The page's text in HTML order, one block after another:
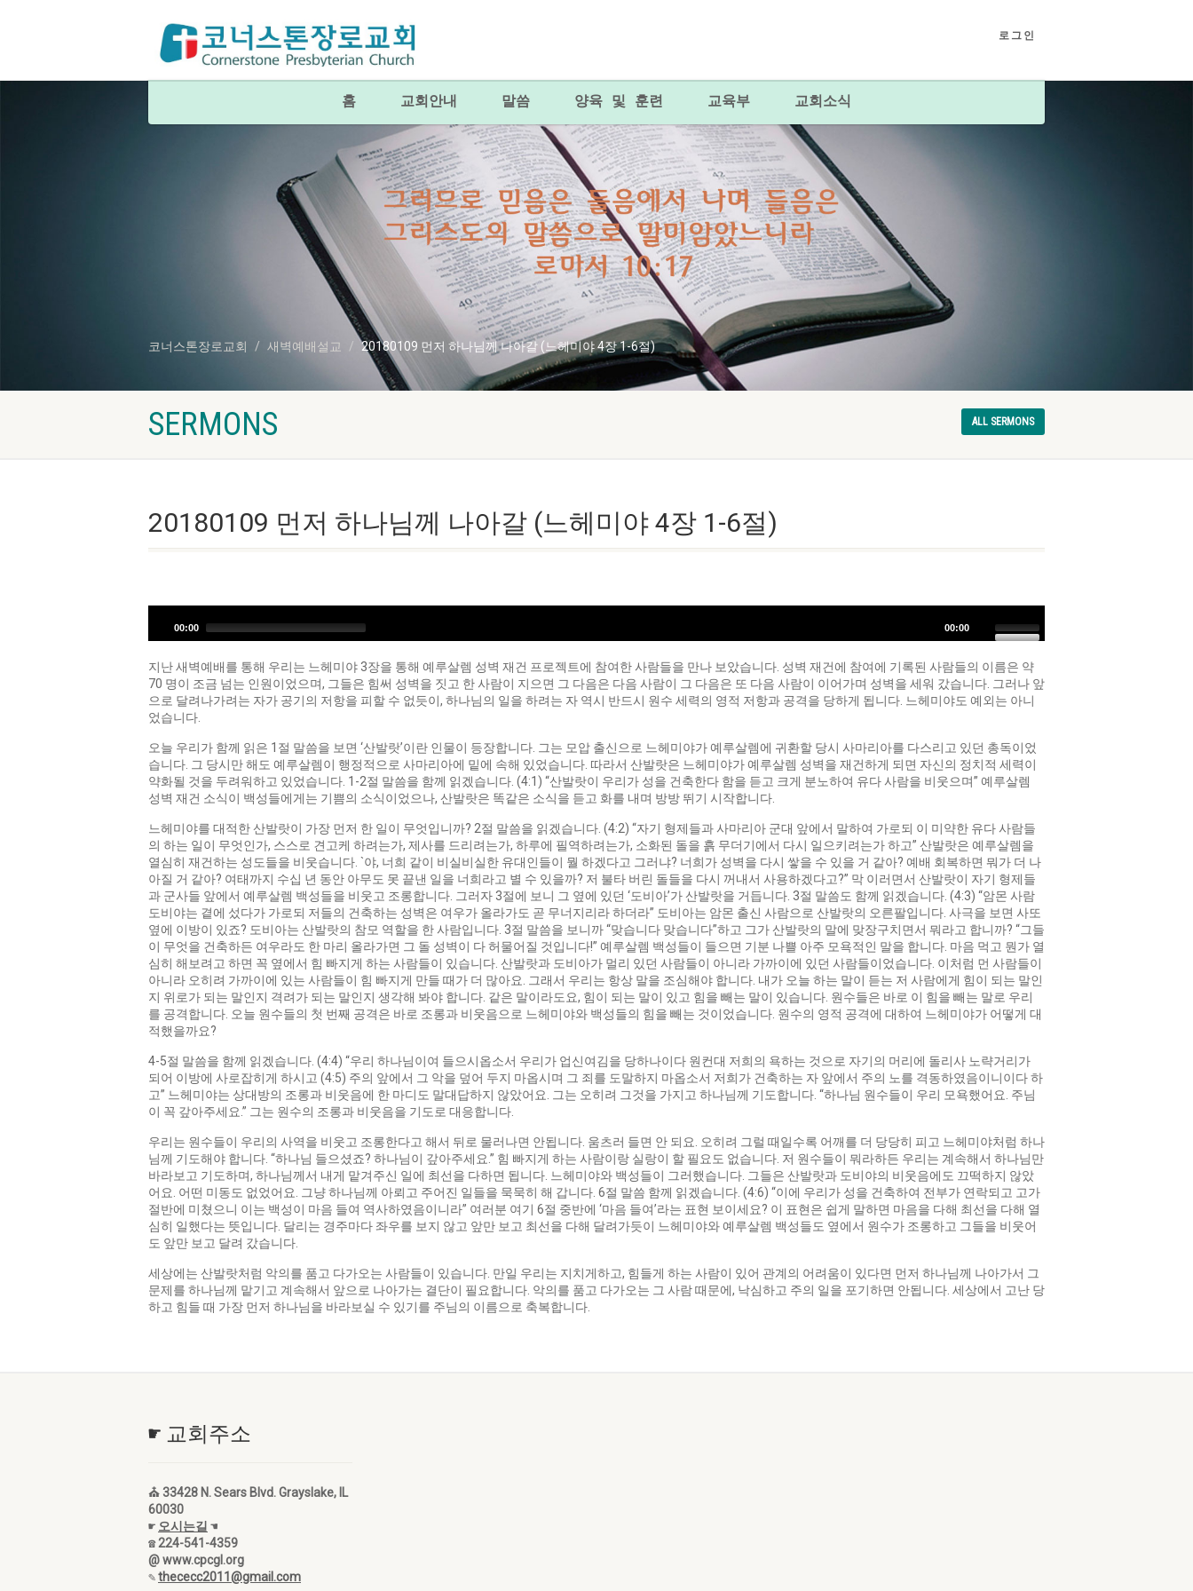
로그인
홈 교회안내 말씀 양육 및 훈련 교육부 교회소식
코너스톤장로교회 새벽예배설교 20180109 먼저 하나님께 나아갈 (느헤미야 4장 1-6절)
SERMONS ALL SERMONS
20180109 먼저 하나님께 나아갈 (느헤미야 4장 1-6절)
플
레
이
어
00:00 00:00
볼
륨
높
이
거
줄
이
려
면
하
화
살
표
키
를
사
용
하
세
요.
지난 새벽예배를 통해 우리는 느헤미야 3장을 통해 예루살렘 성벽 재건 프로젝트에 참여한 사람들을 만나 보았습니다. 성벽 재건에 참여에 기록된 사람들의 이름은 약
70 명이 조금 넘는 인원이었으며, 그들은 힘써 성벽을 짓고 한 사람이 지으면 그 다음은 다음 사람이 그 다음은 또 다음 사람이 이어가며 성벽을 세워 갔습니다. 그러나 앞
으로 달려나가려는 자가 공기의 저항을 피할 수 없듯이, 하나님의 일을 하려는 자 역시 반드시 원수 세력의 영적 저항과 공격을 당하게 됩니다. 느헤미야도 예외는 아니
었습니다.
오늘 우리가 함께 읽은 1절 말씀을 보면 ‘산발랏’이란 인물이 등장합니다. 그는 모압 출신으로 느헤미야가 예루살렘에 귀환할 당시 사마리아를 다스리고 있던 총독이었
습니다. 그 당시만 해도 예루살렘이 행정적으로 사마리아에 밑에 속해 있었습니다. 따라서 산발랏은 느헤미야가 예루살렘 성벽을 재건하게 되면 자신의 정치적 세력이
약화될 것을 두려워하고 있었습니다. 1-2절 말씀을 함께 읽겠습니다. (4:1) “산발랏이 우리가 성을 건축한다 함을 듣고 크게 분노하여 유다 사람을 비웃으며” 예루살렘
성벽 재건 소식이 백성들에게는 기쁨의 소식이었으나, 산발랏은 똑같은 소식을 듣고 화를 내며 방방 뛰기 시작합니다.
느헤미야를 대적한 산발랏이 가장 먼저 한 일이 무엇입니까? 2절 말씀을 읽겠습니다. (4:2) “자기 형제들과 사마리아 군대 앞에서 말하여 가로되 이 미약한 유다 사람들
의 하는 일이 무엇인가, 스스로 견고케 하려는가, 제사를 드리려는가, 하루에 필역하려는가, 소화된 돌을 흙 무더기에서 다시 일으키려는가 하고” 산발랏은 예루살렘을
열심히 재건하는 성도들을 비웃습니다. `야, 너희 같이 비실비실한 유대인들이 뭘 하겠다고 그러냐? 너희가 성벽을 다시 쌓을 수 있을 거 같아? 예배 회복하면 뭐가 더 나
아질 거 같아? 여태까지 수십 년 동안 아무도 못 끝낸 일을 너희라고 별 수 있을까? 저 불타 버린 돌들을 다시 꺼내서 사용하겠다고?” 막 이러면서 산발랏이 자기 형제들
과 군사들 앞에서 예루살렘 백성들을 비웃고 조롱합니다. 그러자 3절에 보니 그 옆에 있던 ‘도비아’가 산발랏을 거듭니다. 3절 말씀도 함께 읽겠습니다. (4:3) “암몬 사람
도비야는 곁에 섰다가 가로되 저들의 건축하는 성벽은 여우가 올라가도 곧 무너지리라 하더라” 도비아는 암몬 출신 사람으로 산발랏의 오른팔입니다. 사극을 보면 사또
옆에 이방이 있죠? 도비아는 산발랏의 참모 역할을 한 사람입니다. 3절 말씀을 보니까 “맞습니다 맞습니다”하고 그가 산발랏의 말에 맞장구치면서 뭐라고 합니까? “그들
이 무엇을 건축하든 여우라도 한 마리 올라가면 그 돌 성벽이 다 허물어질 것입니다!” 예루살렘 백성들이 들으면 기분 나쁠 아주 모욕적인 말을 합니다. 마음 먹고 뭔가 열
심히 해보려고 하면 꼭 옆에서 힘 빠지게 하는 사람들이 있습니다. 산발랏과 도비아가 멀리 있던 사람들이 아니라 가까이에 있던 사람들이었습니다. 이처럼 먼 사람들이
아니라 오히려 가까이에 있는 사람들이 힘 빠지게 만들 때가 더 많아요. 그래서 우리는 항상 말을 조심해야 합니다. 내가 오늘 하는 말이 듣는 저 사람에게 힘이 되는 말인
지 위로가 되는 말인지 격려가 되는 말인지 생각해 봐야 합니다. 같은 말이라도요, 힘이 되는 말이 있고 힘을 빼는 말이 있습니다. 원수들은 바로 이 힘을 빼는 말로 우리
를 공격합니다. 오늘 원수들의 첫 번째 공격은 바로 조롱과 비웃음으로 느헤미야와 백성들의 힘을 빼는 것이었습니다. 원수의 영적 공격에 대하여 느헤미야가 어떻게 대
적했을까요?
4-5절 말씀을 함께 읽겠습니다. (4:4) “우리 하나님이여 들으시옵소서 우리가 업신여김을 당하나이다 원컨대 저희의 욕하는 것으로 자기의 머리에 돌리사 노략거리가
되어 이방에 사로잡히게 하시고 (4:5) 주의 앞에서 그 악을 덮어 두지 마옵시며 그 죄를 도말하지 마옵소서 저희가 건축하는 자 앞에서 주의 노를 격동하였음이니이다 하
고” 느헤미야는 상대방의 조롱과 비웃음에 한 마디도 말대답하지 않았어요. 그는 오히려 그것을 가지고 하나님께 기도합니다. “하나님 원수들이 우리 모욕했어요. 주님
이 꼭 갚아주세요.” 그는 원수의 조롱과 비웃음을 기도로 대응합니다.
우리는 원수들이 우리의 사역을 비웃고 조롱한다고 해서 뒤로 물러나면 안됩니다. 움츠러 들면 안 되요. 오히려 그럴 때일수록 어깨를 더 당당히 피고 느헤미야처럼 하나
님께 기도해야 합니다. “하나님 들으셨죠? 하나님이 갚아주세요.” 힘 빠지게 하는 사람이랑 실랑이 할 필요도 없습니다. 저 원수들이 뭐라하든 우리는 계속해서 하나님만
바라보고 기도하며, 하나님께서 내게 맡겨주신 일에 최선을 다하면 됩니다. 느헤미야와 백성들이 그러했습니다. 그들은 산발랏과 도비야의 비웃음에도 끄떡하지 않았
어요. 어떤 미동도 없었어요. 그냥 하나님께 아뢰고 주어진 일들을 묵묵히 해 갑니다. 6절 말씀 함께 읽겠습니다. (4:6) “이에 우리가 성을 건축하여 전부가 연락되고 고가
절반에 미쳤으니 이는 백성이 마음 들여 역사하였음이니라” 여러분 여기 6절 중반에 ‘마음 들여’라는 표현 보이세요? 이 표현은 쉽게 말하면 마음을 다해 최선을 다해 열
심히 일했다는 뜻입니다. 달리는 경주마다 좌우를 보지 않고 앞만 보고 최선을 다해 달려가듯이 느헤미야와 예루살렘 백성들도 옆에서 원수가 조롱하고 그들을 비웃어
도 앞만 보고 달려 갔습니다.
세상에는 산발랏처럼 악의를 품고 다가오는 사람들이 있습니다. 만일 우리는 지치게하고, 힘들게 하는 사람이 있어 관계의 어려움이 있다면 먼저 하나님께 나아가서 그
문제를 하나님께 맡기고 계속해서 앞으로 나아가는 결단이 필요합니다. 악의를 품고 다가오는 그 사람 때문에, 낙심하고 주의 일을 포기하면 안됩니다. 세상에서 고난 당
하고 힘들 때 가장 먼저 하나님을 바라보실 수 있기를 주님의 이름으로 축복합니다.
☛ 교회주소
⛪ 33428 N. Sears Blvd. Grayslake, IL
60030
☛ 오시는길 ☚
☎ 224-541-4359
@ www.cpcgl.org
✎thececc2011@gmail.com